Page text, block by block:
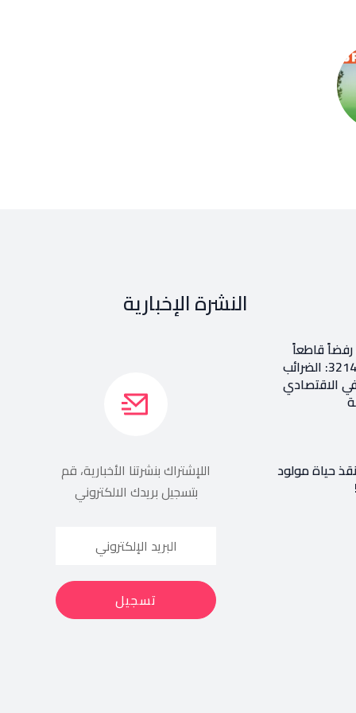
قاطعاً
إعادة طرح المرسوم 3214: الضرائب
الاقتصادي
حياة مولود
النشرة الإخبارية
اللإشتراك بنشرتنا الأخبارية، قم
بتسجيل بريدك الالكتروني